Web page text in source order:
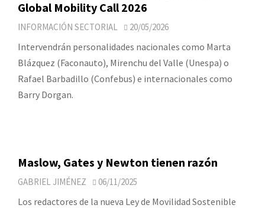
Global Mobility Call 2026
INFORMACIÓN SECTORIAL 20/05/2026
Intervendrán personalidades nacionales como Marta
Blázquez (Faconauto), Mirenchu del Valle (Unespa) o
Rafael Barbadillo (Confebus) e internacionales como
Barry Dorgan.
Maslow, Gates y Newton tienen razón
GABRIEL JIMÉNEZ 06/11/2025
Los redactores de la nueva Ley de Movilidad Sostenible